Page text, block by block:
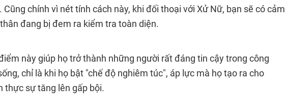
Cũng chính vì nét tính cách này, khi đối thoại với Xử Nữ, bạn sẽ có cảm
đang bị đem ra kiểm tra toàn diện.
này giúp họ trở thành những người rất đáng tin cậy trong công
chỉ là khi họ bật "chế độ nghiêm túc", áp lực mà họ tạo ra cho
thực sự tăng lên gấp bội.